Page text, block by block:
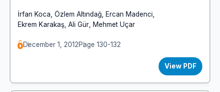
İrfan Koca Özlem Altındağ Ercan Madenci
Ekrem Karakaş Ali Gür Mehmet Uçar
December 1, 2012Page 130-132
View PDF